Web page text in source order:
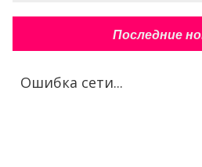
Последние
Ошибка сети...